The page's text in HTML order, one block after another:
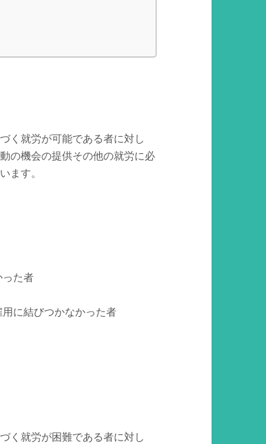
く就労が可能である者に対し
の機会の提供その他の就労に必
ます。
った者
に結びつかなかった者
く就労が困難である者に対し